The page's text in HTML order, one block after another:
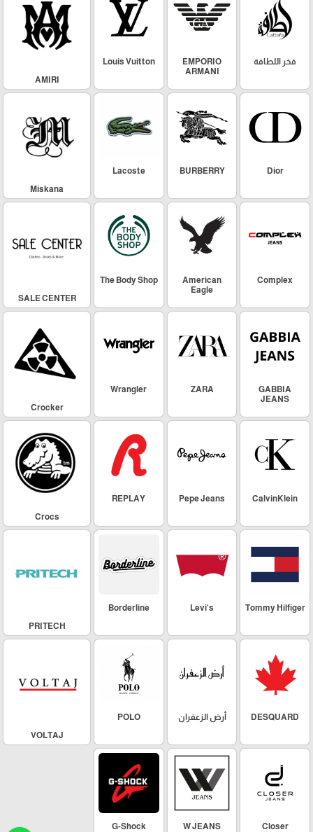
فخر اللطافة
EMPORIO
ARMANI
Louis Vuitton
AMIRI
Dior
BURBERRY
Lacoste
Miskana
Complex
American
Eagle
The Body Shop
SALE CENTER
GABBIA
JEANS
ZARA
Wrangler
Crocker
CalvinKlein
Pepe Jeans
REPLAY
Crocs
Tommy Hilfiger
Levi's
Borderline
PRITECH
DESQUARD أرض الزعفران
POLO
VOLTAJ
Closer
W JEANS
G-Shock